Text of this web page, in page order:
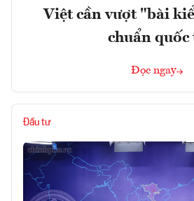
Việt cần vượt "bài
chuẩn quốc
Đọc ngay
Đầu tư